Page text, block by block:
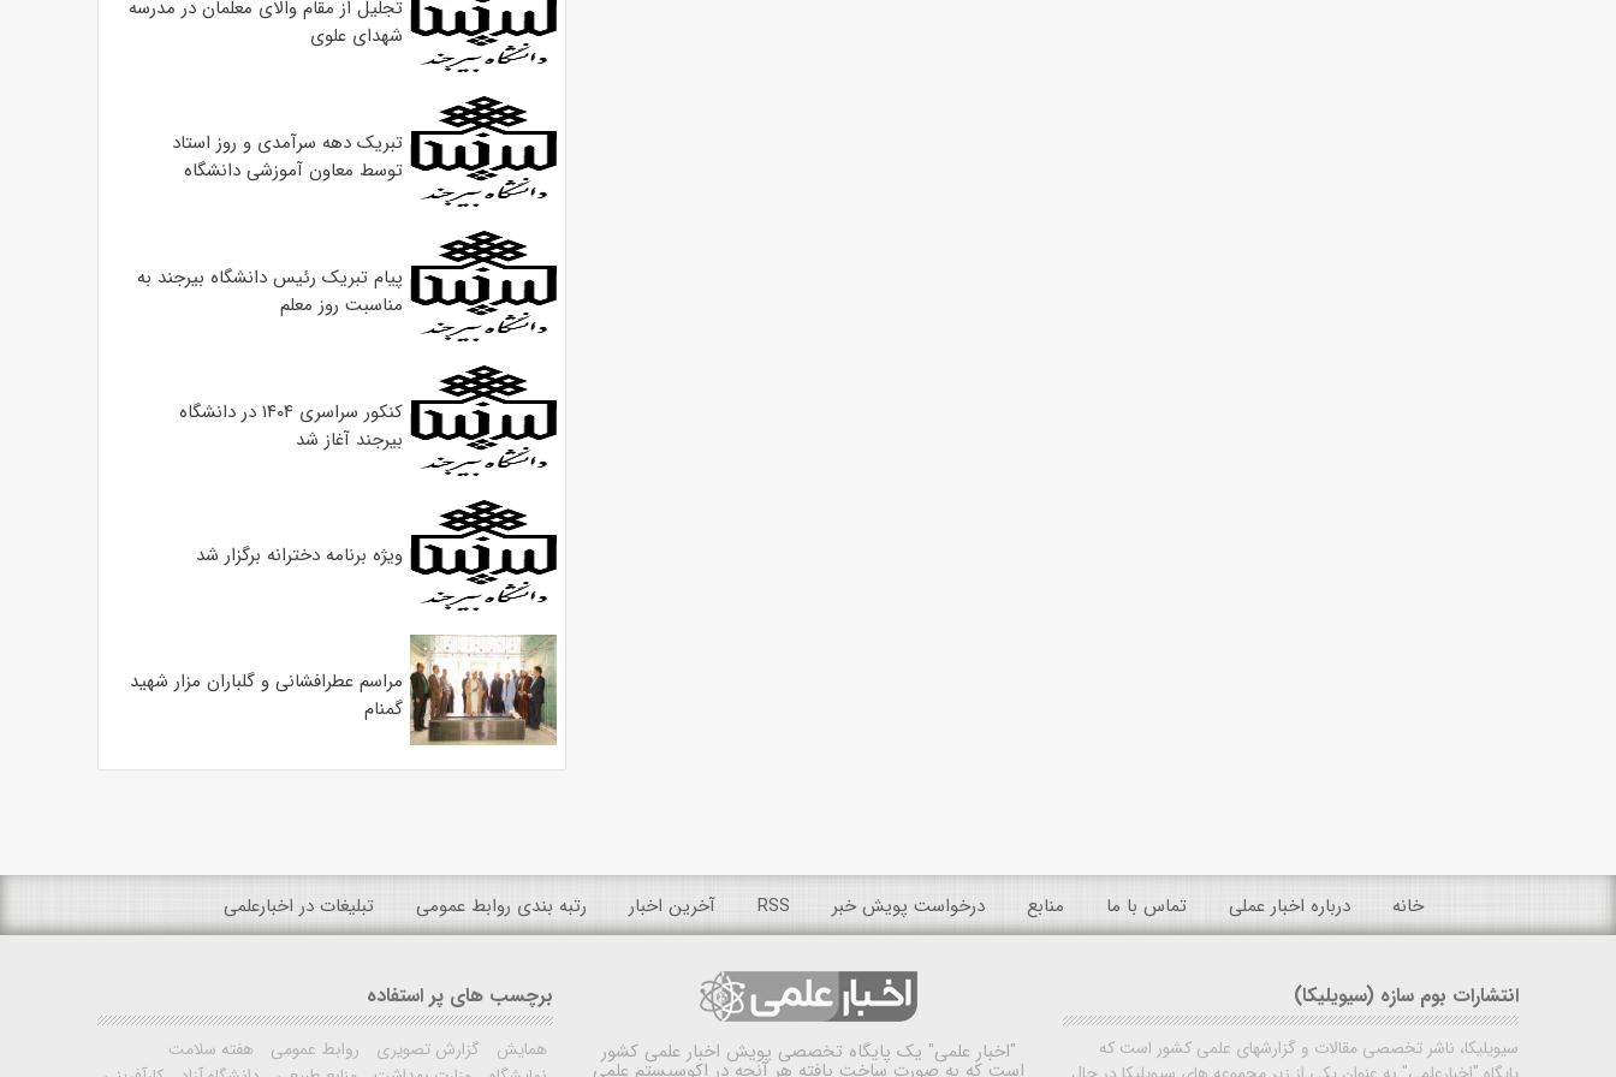
تجلیل از مقام والای معلمان در مدرسه
شهدای علوی
تبریک دهه سرآمدی و روز استاد
توسط معاون آموزشی دانشگاه
پیام تبریک رئیس دانشگاه بیرجند به
مناسبت روز معلم
کنکور سراسری ۱۴۰۴ در دانشگاه
بیرجند آغاز شد
ویژه برنامه دخترانه برگزار شد
مراسم عطرافشانی و گلباران مزار شهید
گمنام
خانه درباره اخبار عملی تماس با ما منابع درخواست پویش خبر RSS آخرین اخبار رتبه بندی روابط عمومی تبلیغات در اخبارعلمی
انتشارات بوم سازه (سیویلیکا)
سیویلیکا، ناشر تخصصی مقالات و گزارشهای علمی کشور است که
"اخبار علمی" یک پایگاه تخصصی پویش اخبار علمی کشور
است که به صورت ساخت یافته هر آنچه در اکوسیستم علمی
برچسب های پر استفاده
همایش گزارش تصویری روابط عمومی
هفته سلامت